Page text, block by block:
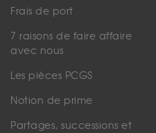
Frais de port
7 raisons de faire affaire
avec nous
Les pièces PCGS
Notion de prime
Partages, successions et